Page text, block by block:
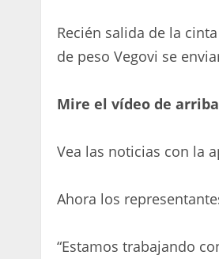
Recién salida de la
de peso Vegovi se
Mire el vídeo de
Vea las noticias con la
Ahora los
“Estamos trabajando